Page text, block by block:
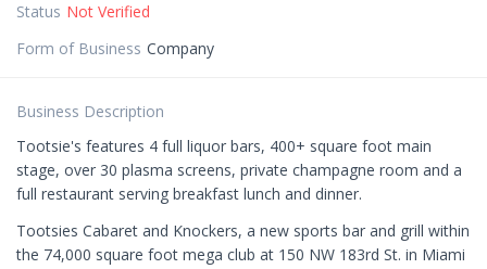
Status Not Verified
Form of Business Company
Business Description
Tootsie's features 4 full liquor bars, 400+ square foot main
stage, over 30 plasma screens, private champagne room and a
full restaurant serving breakfast lunch and dinner.
Tootsies Cabaret and Knockers, a new sports bar and grill within
the 74,000 square foot mega club at 150 NW 183rd St. in Miami